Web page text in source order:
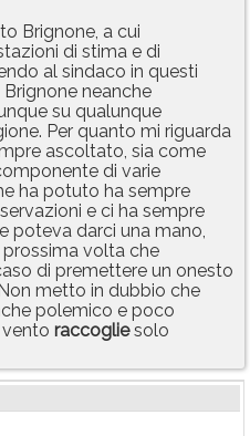
Brignone, a cui
di stima e di
al sindaco in questi
neanche
su qualunque
Per quanto mi riguarda
ascoltato, sia come
di varie
ha potuto ha sempre
e ci ha sempre
poteva darci una mano,
volta che
di premettere un onesto
Non metto in dubbio che
polemico e poco
vento raccogliesolo